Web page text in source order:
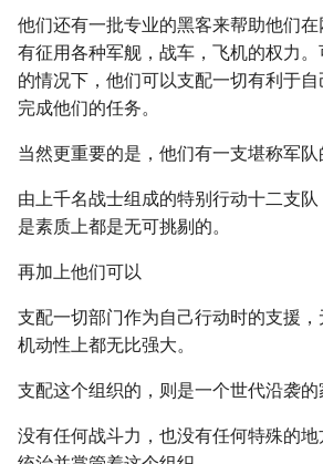
他们还有一批专业的黑客来帮助他们
有征用各种军舰，战车，飞机的权力
的情况下，他们可以支配一切有利于
完成他们的任务。
当然更重要的是，他们有一支堪称军队
由上千名战士组成的特别行动十二支
是素质上都是无可挑剔的。
再加上他们可以
支配一切部门作为自己行动时的支援
机动性上都无比强大。
支配这个组织的，则是一个世代沿袭的
没有任何战斗力，也没有任何特殊的